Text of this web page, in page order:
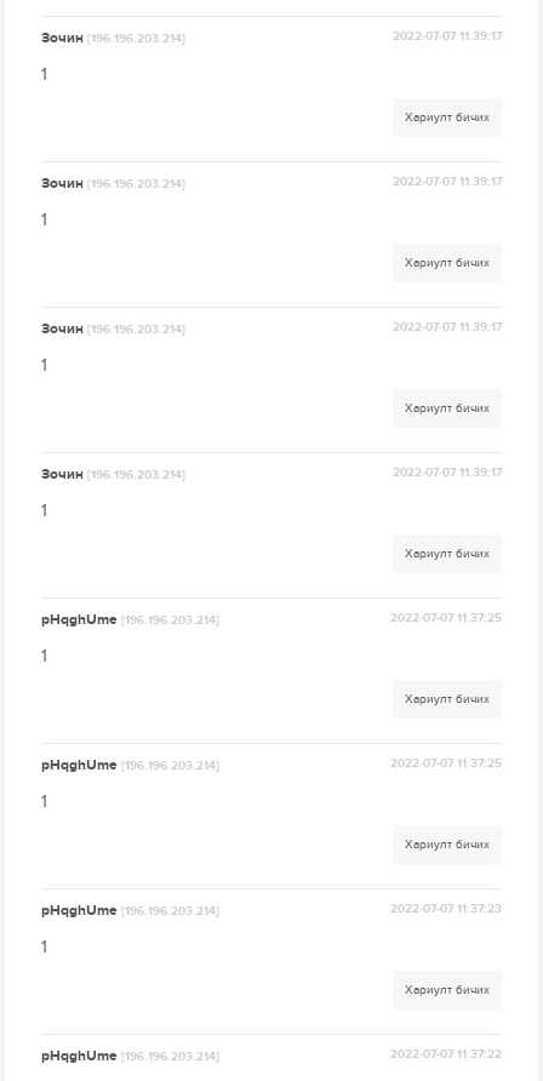
Зочин[196.196.203.214] 2022-07-07 11:39:17
1
Хариулт бичих
Зочин[196.196.203.214] 2022-07-07 11:39:17
1
Хариулт бичих
Зочин[196.196.203.214] 2022-07-07 11:39:17
1
Хариулт бичих
Зочин[196.196.203.214] 2022-07-07 11:39:17
1
Хариулт бичих
pHqghUme[196.196.203.214] 2022-07-07 11:37:25
1
Хариулт бичих
pHqghUme[196.196.203.214] 2022-07-07 11:37:25
1
Хариулт бичих
pHqghUme[196.196.203.214] 2022-07-07 11:37:23
1
Хариулт бичих
pHqghUme[196.196.203.214] 2022-07-07 11:37:22